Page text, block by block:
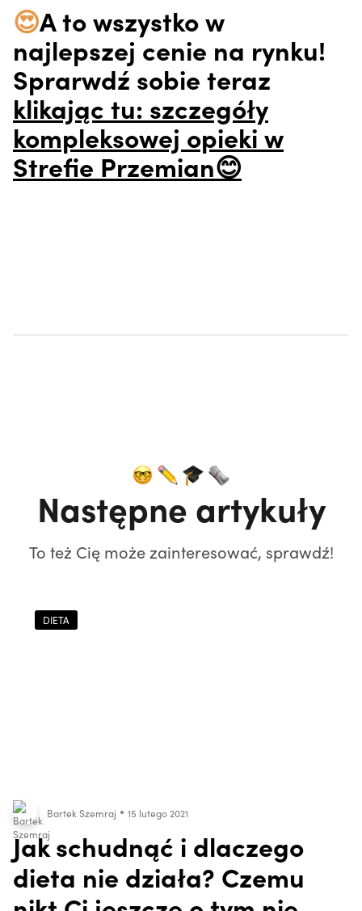
😍A to wszystko w
najlepszej cenie na rynku!
Sprarwdź sobie teraz
klikając tu: szczegóły
kompleksowej opieki w
Strefie Przemian😊
Następne artykuły
To też Cię może zainteresować, sprawdź!
DIETA
Bartek Szemraj 15 lutego 2021
Jak schudnąć i dlaczego
dieta nie działa? Czemu